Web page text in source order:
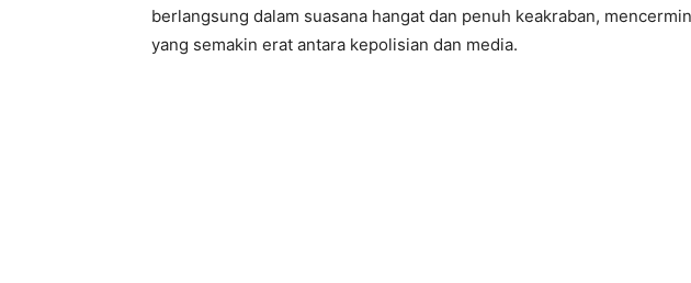
berlangsung dalam suasana hangat dan penuh keakraban,
yang semakin erat antara kepolisian dan media.